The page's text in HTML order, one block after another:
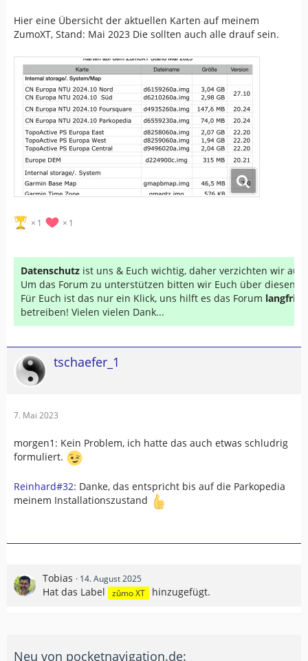
Hier eine Übersicht der aktuellen Karten auf meinem
ZumoXT, Stand: Mai 2023 Die sollten auch alle drauf sein.
1 1
Datenschutz ist uns & Euch wichtig, daher verzichten wir auf
Um das Forum zu unterstützen bitten wir Euch über diesen
Für Euch ist das nur ein Klick, uns hilft es das Forum
betreiben! Vielen vielen Dank...
tschaefer_1
7. Mai 2023
morgen1: Kein Problem, ich hatte das auch etwas schludrig
formuliert.
Reinhard#32: Danke, das entspricht bis auf die Parkopedia
meinem Installationszustand
Tobias 14. August 2025
Hat das Label zûmo XT hinzugefügt.
Neu von pocketnavigation.de: